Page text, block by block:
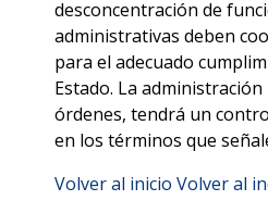
desconcentración de
administrativas deben
para el adecuado
Estado. La
órdenes, tendrá un
en los términos que
Volver al inicio Volver al